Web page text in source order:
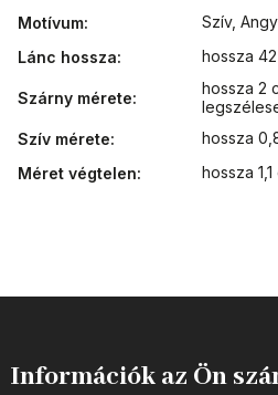
Motívum: Szív,
Lánc hossza: hossza
Szárny mérete:
hossza 2
Szív mérete:
hossza
Méret végtelen: hossza
Információk az Ön